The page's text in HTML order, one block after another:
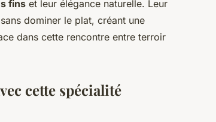
fins et leur élégance naturelle. Leur
dominer le plat, créant une
dans cette rencontre entre terroir
cette spécialité